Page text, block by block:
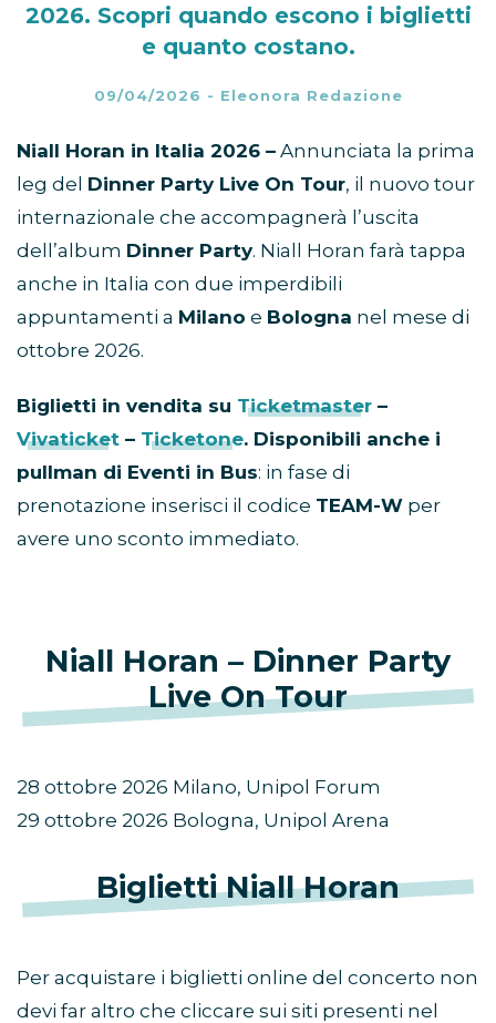
2026. Scopri quando escono i biglietti
e quanto costano.
09/04/2026 - Eleonora Redazione
Niall Horan in Italia 2026 – Annunciata la prima
leg del Dinner Party Live On Tour, il nuovo tour
internazionale che accompagnerà l’uscita
dell’album Dinner Party. Niall Horan farà tappa
anche in Italia con due imperdibili
appuntamenti a Milano e Bologna nel mese di
ottobre 2026.
Biglietti in vendita su Ticketmaster –
Vivaticket – Ticketone. Disponibili anche i
pullman di Eventi in Bus: in fase di
prenotazione inserisci il codice TEAM-W per
avere uno sconto immediato.
Niall Horan – Dinner Party
Live On Tour
28 ottobre 2026 Milano, Unipol Forum
29 ottobre 2026 Bologna, Unipol Arena
Biglietti Niall Horan
Per acquistare i biglietti online del concerto non
devi far altro che cliccare sui siti presenti nel